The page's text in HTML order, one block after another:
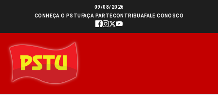
conteúdo
09/08/2026
CONHEÇA O PSTU FAÇA PARTECONTRIBUAFALE CONOSCO